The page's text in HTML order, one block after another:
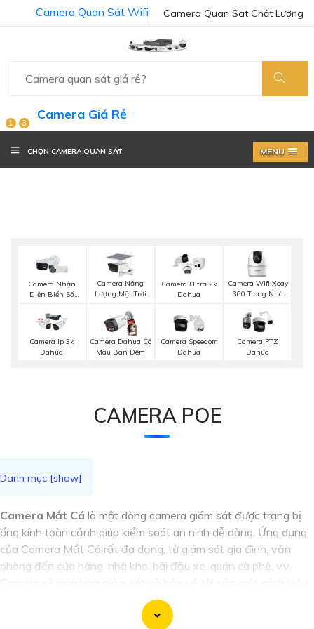
Camera Quan Sat Chất Lượng
Camera Quan Sát Wifi
1 3
Camera Giá Rẻ
CHỌN CAMERA QUAN SÁT MENU
Camera Nhận
Diện Biển Số
Camera Năng
Lượng Mặt Trời
Camera Ultra 2k
Dahua
Camera Wifi Xoay
360 Trong Nhà
Camera Ip 3k
Dahua
Camera Dahua Có
Màu Ban Đêm
Camera Speedom
Dahua
Camera PTZ
Dahua
CAMERA POE
Camera Mắt Cá là một dòng camera giám sát được trang bị
ống kính toàn cảnh giúp kiểm soát an ninh dễ dàng. Ứng dụng
của Camera Mắt Cá rất đa dạng, từ giám sát gia đình, văn
phòng đến cửa hàng, nhà kho, bãi đậu xe, quán cà phê, v.v.